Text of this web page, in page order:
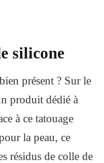
silicone
présent ? Sur le
produit dédié à
à ce tatouage
la peau, ce
résidus de colle de